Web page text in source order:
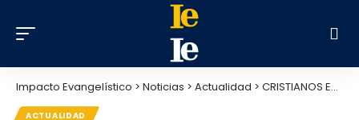
Impacto Evangelístico > Noticias > Actualidad > CRISTIANOS EN CHINA PIDEN ORACIÓN POR PELIGRO DE CORONAVIRUS
ACTUALIDAD